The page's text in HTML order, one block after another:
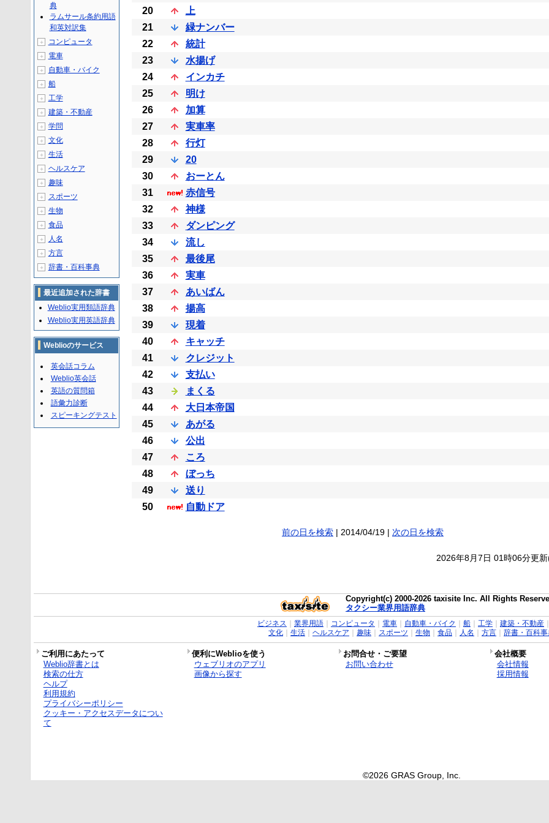
20
上
21
緑ナンバー
22
統計
23
水揚げ
24
インカチ
25
明け
26
加算
27
実車率
28
行灯
29
20
30
おーとん
31
赤信号
32
神様
33
ダンピング
34
流し
35
最後尾
36
実車
37
あいばん
38
揚高
39
現着
40
キャッチ
41
クレジット
42
支払い
43
まくる
44
大日本帝国
45
あがる
46
公出
47
ころ
48
ぼっち
49
送り
50
自動ドア
前の日を検索| 2014/04/19 | 次の日を検索
2026年8月7日 01時06分更
典
ラムサール条約用語
和英対訳集
＋ コンピュータ
＋ 電車
＋ 自動車・バイク
＋ 船
＋ 工学
＋ 建築・不動産
＋ 学問
＋ 文化
＋ 生活
＋ ヘルスケア
＋ 趣味
＋ スポーツ
＋ 生物
＋ 食品
＋ 人名
＋ 方言
＋ 辞書・百科事典
最近追加された辞書
Weblio実用類語辞典
Weblio実用英語辞典
Weblioのサービス
英会話コラム
Weblio英会話
英語の質問箱
語彙力診断
スピーキングテスト
Copyright(c) 2000-2026 taxisite Inc. All Rights
タクシー業界用語辞典
ビジネス 業界用語｜ コンピュータ 電車｜ 自動車・バイク 船｜ 工学｜ 建築・不動産｜
文化｜ 生活｜ ヘルスケア 趣味｜ スポーツ 生物 食品｜ 人名 方言｜ 辞書・百科事
ご利用にあたって 便利にWeblioを使う お問合せ・ご要望 会社概要
Weblio辞書とは
検索の仕方
ヘルプ
利用規約
プライバシーポリシー
クッキー・アクセスデータについ
て
ウェブリオのアプリ
画像から探す
お問い合わせ
会社情報
採用情報
©2026 GRAS Group, Inc.